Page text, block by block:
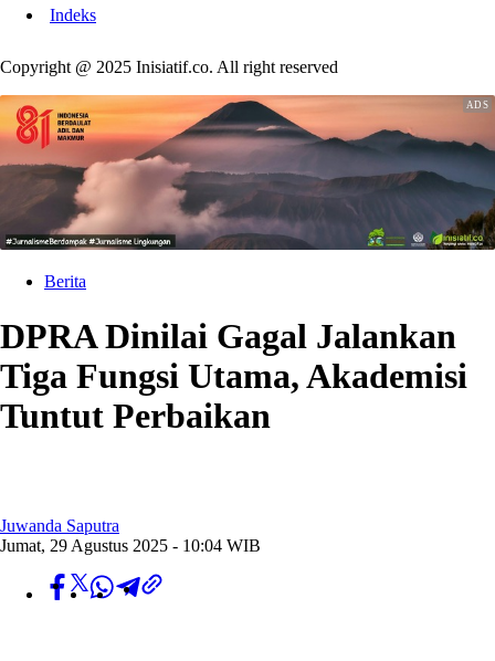
Indeks
Copyright @ 2025 Inisiatif.co. All right reserved
Berita
DPRA Dinilai Gagal Jalankan
Tiga Fungsi Utama, Akademisi
Tuntut Perbaikan
Juwanda Saputra
Jumat, 29 Agustus 2025 - 10:04 WIB